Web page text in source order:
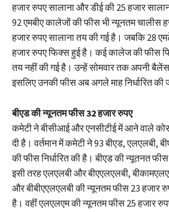
हजार रुपए सालाना और डीई की 25 हजार
92 एमबीए कालेजों की फीस भी न्यूनतम
हजार रुपए सालाना तय की गई है। जबकि 28
हजार रुपए फिक्स हुई है। कई कालेज की फीस
तय नहीं की गई है। उन्हें सोमवार तक अपनी
इसलिए उनकी फीस अब अगले माह निर्धारित की
बीएड की न्यूनतम फीस 32 हजार रुपए
कमेटी ने बीसीआई और एनसीटीई में आने वाले
दी है। वर्तमान में कमेटी ने 93 बीएड, एलएलबी,
की फीस निर्धारित की है। बीएड की न्यूतनत
इसी तरह एलएलबी और बीएएलएलबी,
और बीबीएएलएलबी की न्यूनतम फीस 23 हजार
है। वहीं एलएलएम की न्यूनतम फीस 25 हजार